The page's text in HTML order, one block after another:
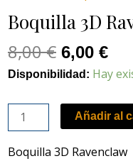
Boquilla 3D
8,00€
original
era:
8,00 €.
6,00 €
es:
Disponibilidad: Hay
cantidad
Añadir al
Boquilla 3D Ravenclaw